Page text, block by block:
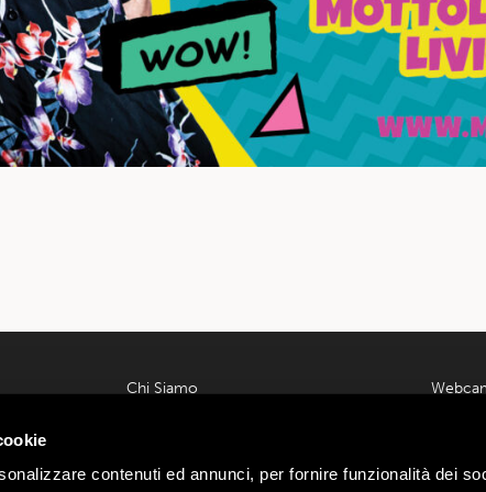
contenuti ed annunci, per fornire funzionalità dei
n.
Chi Siamo
Privacy e Cookie Policy
Offerte